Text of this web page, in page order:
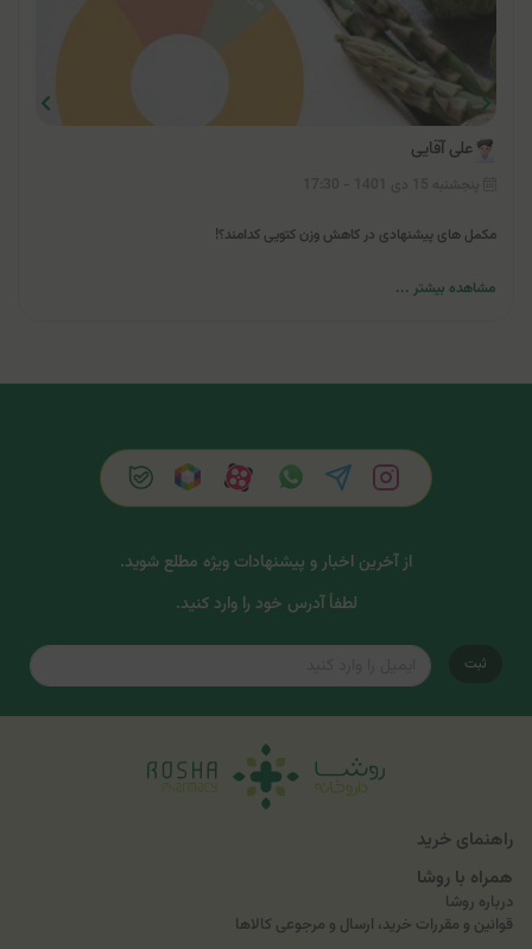
علی آقایی
مکمل های پیشنهادی در کاهش وزن کتویی کدامند؟!
مشاهده بیشتر ...
از آخرین اخبار و پیشنهادات ویژه مطلع شوید.
لطفاً آدرس خود را وارد کنید.
ثبت
راهنمای خرید
همراه با روشا
درباره روشا
قوانین و مقررات خرید، ارسال و مرجوعی کالاها